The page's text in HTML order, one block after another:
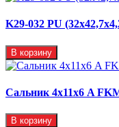
K29-032 PU
В корзину
Сальник 4х11х6 A
В корзину